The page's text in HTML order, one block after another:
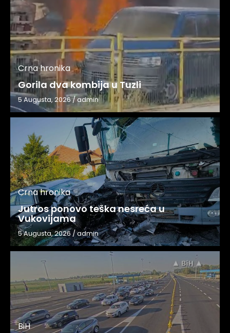
Crna hronika
Gorila dva kombija u Tuzli
5 Augusta, 2026/admin
Crna hronika
Jutros ponovo teška nesreća u
Vukovijama
5 Augusta, 2026/admin
BiH